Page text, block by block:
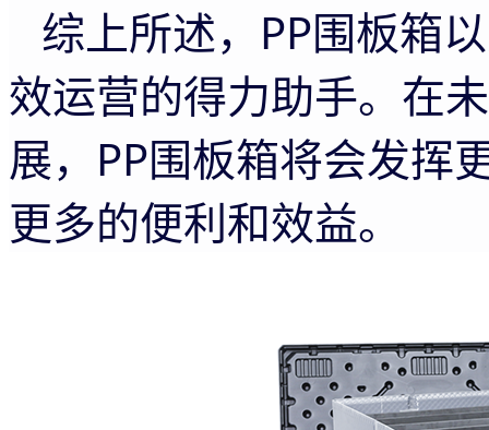
综上所述， PP围板箱
效运营的得力助手。在
展，PP围板箱将会发挥
更多的便利和效益。